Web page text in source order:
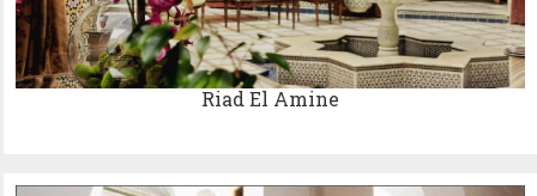
Riad El Amine